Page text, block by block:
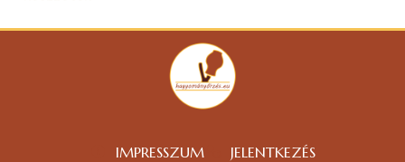
IMPRESSZUM JELENTKEZÉS